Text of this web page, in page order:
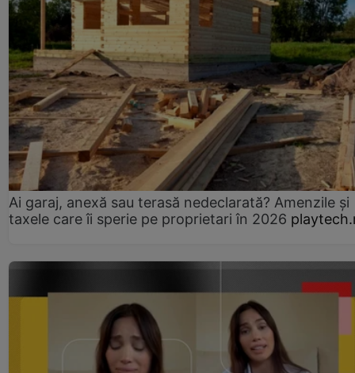
Ai garaj, anexă sau terasă nedeclarată? Amenzile și
taxele care îi sperie pe proprietari în 2026